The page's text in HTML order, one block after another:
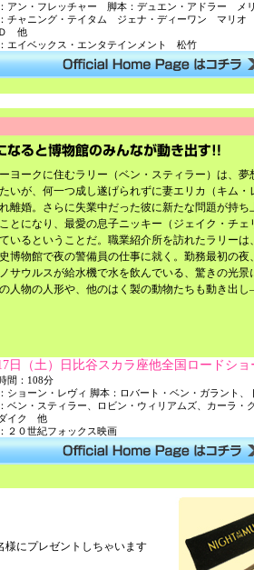
アン・フレッチャー 脚本：デュエン・アドラー メ
チャニング・テイタム ジェナ・ディーワン マリ
他
エイベックス・エンタテインメント 松竹
ヨークに住むラリー（ベン・スティラー）は、夢
いが、何一つ成し遂げられずに妻エリカ（キム・
離婚。さらに失業中だった彼に新たな問題が持
とになり、最愛の息子ニッキー（ジェイク・チェ
いるということだ。職業紹介所を訪れたラリーは
博物館で夜の警備員の仕事に就く。勤務最初の夜
サウルスが給水機で水を飲んでいる、驚きの光
人物の人形や、他のはく製の動物たちも動き出
日（土）日比谷スカラ座他全国ロードショ
間：108分
ショーン・レヴィ 脚本：ロバート・ベン・ガラント、
ベン・スティラー、ロビン・ウィリアムズ、カーラ・
イク 他
２０世紀フォックス映画
様にプレゼントしちゃいます